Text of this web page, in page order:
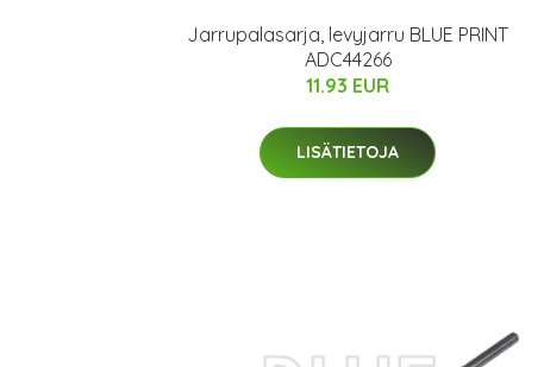
Jarrupalasarja, levyjarru BLUE PRINT
ADC44266
11.93 EUR
LISÄTIETOJA